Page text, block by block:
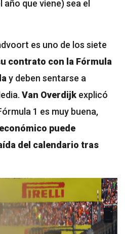
que viene) sea el
es uno de los siete
contrato con la Fórmula
y deben sentarse a
Van Overdijk explicó
1 es muy buena,
puede
del calendario tras